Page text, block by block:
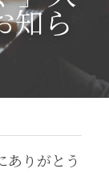
知ら
りがとう